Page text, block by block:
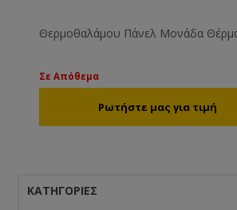
Θερμοθαλάμου Πάνελ Μονάδα
Σε Απόθεμα
ΚΑΤΗΓΟΡΊΕΣ